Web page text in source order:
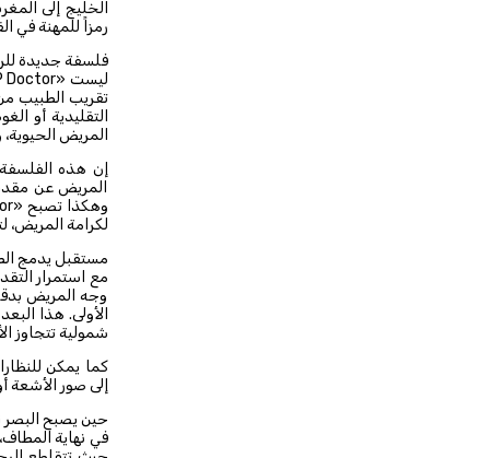
الخليج إلى
رمزاً للمهنة في
فلسفة جديدة
تقريب الطبيب
التقليدية أو
المريض
إن هذه
المريض عن
لكرامة المريض،
مستقبل يدمج
وجه المريض
الأولى. هذا
شمولية تتجاوز
كما يمكن
إلى صور الأشعة
حين يصبح البصر
في نهاية